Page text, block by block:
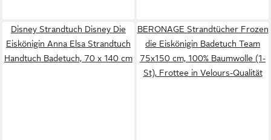
Disney Strandtuch Disney Die
Eiskönigin Anna Elsa Strandtuch
Handtuch Badetuch, 70 x 140 cm
BERONAGE Strandtücher Frozen
die Eiskönigin Badetuch Team
75x150 cm, 100% Baumwolle (1-
St), Frottee in Velours-Qualität